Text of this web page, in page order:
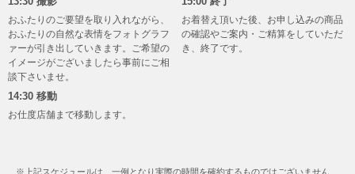
おふたりのご要望を取り入れながら、
おふたりの自然な表情をフォトグラフ
ァーが引き出していきます。ご希望の
イメージがございましたら事前にご相
談下さいませ。
14:30 移動
お仕度店舗まで移動します。
お着替え頂いた後、お申し込みの商品
の確認やご案内・ご精算をしていただ
き、終了です。
※上記スケジュールは、一例となり実際の時間を確約するものではございません